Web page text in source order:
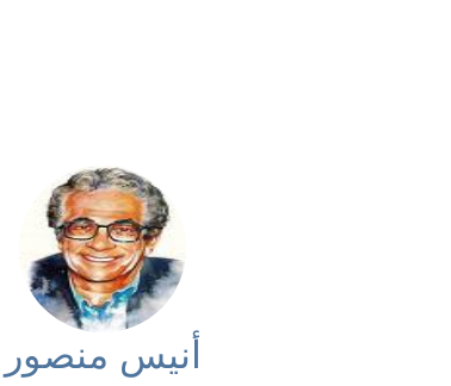
أنيس منصور